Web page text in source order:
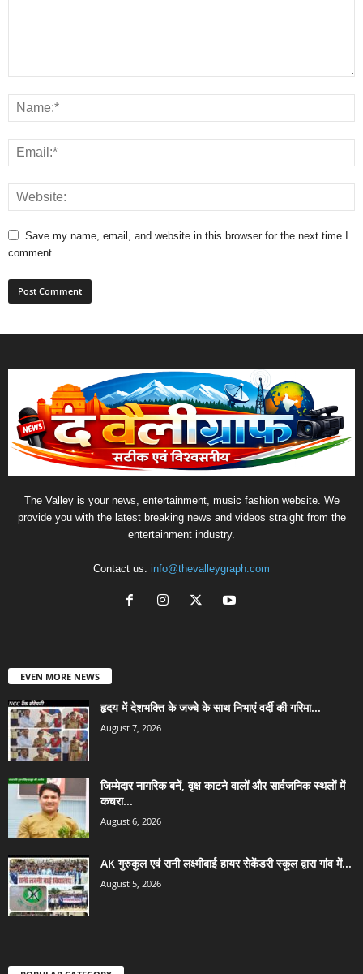
Save my name, email, and website in this browser for the next time I
comment.
The Valley is your news, entertainment, music fashion website. We
provide you with the latest breaking news and videos straight from the
entertainment industry.
Contact us: info@thevalleygraph.com
EVEN MORE NEWS
हृदय में देशभक्ति के जज्बे के साथ निभाएं वर्दी की गरिमा...
August 7, 2026
जिम्मेदार नागरिक बनें, वृक्ष काटने वालों और सार्वजनिक स्थलों में
कचरा...
August 6, 2026
AK गुरुकुल एवं रानी लक्ष्मीबाई हायर सेकेंडरी स्कूल द्वारा गांव में...
August 5, 2026